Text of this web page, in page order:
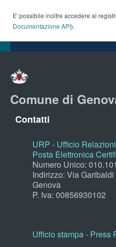
E' possibile inoltre accedere al
Documentazione API).
Comune di
Contatti
URP - Ufficio
Posta Elettronica
Numero Unico:
Indirizzo: Via
Genova
P. Iva: 00856930102
Ufficio stampa - Press